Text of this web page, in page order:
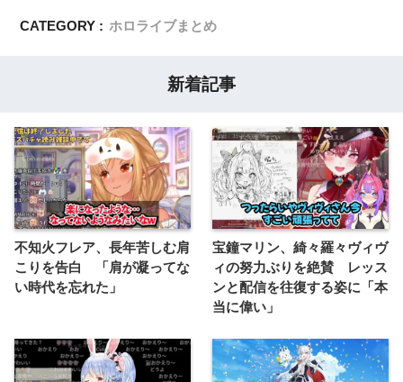
CATEGORY : ホロライブまとめ
新着記事
不知火フレア、長年苦しむ肩
こりを告白 「肩が凝ってな
い時代を忘れた」
宝鐘マリン、綺々羅々ヴィヴ
ィの努力ぶりを絶賛 レッス
ンと配信を往復する姿に「本
当に偉い」